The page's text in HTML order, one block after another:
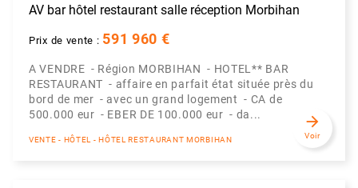
AV bar hôtel restaurant salle réception Morbihan
Prix de vente : 591 960 €
A VENDRE - Région MORBIHAN - HOTEL** BAR
RESTAURANT - affaire en parfait état située près du
bord de mer - avec un grand logement - CA de
500.000 eur - EBER DE 100.000 eur - da...
VENTE - HÔTEL - HÔTEL RESTAURANT MORBIHAN
arrow_forward
Voir